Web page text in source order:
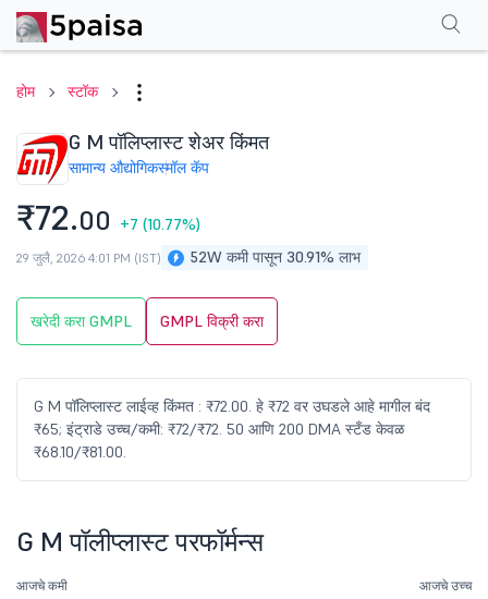
होम स्टॉक
G M पॉलिप्लास्ट शेअर किंमत
सामान्य औद्योगिकस्मॉल कॅप
₹72.00 +7 (10.77%)
52W कमी पासून 30.91% लाभ
29 जुलै, 2026 4:01 PM (IST)
खरेदी करा GMPL GMPL विक्री करा
G M पॉलिप्लास्ट लाईव्ह किंमत : ₹72.00. हे ₹72 वर उघडले आहे मागील बंद
₹65; इंट्राडे उच्च/कमी: ₹72/₹72. 50 आणि 200 DMA स्टँड केवळ
₹68.10/₹81.00.
परफॉर्मन्सफायनान्शियल्स एफएक्यू
G M पॉलीप्लास्ट परफॉर्मन्स
आजचे कमी आजचे उच्च